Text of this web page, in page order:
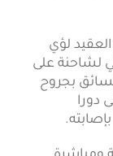
لؤي
لشاحنة على
بجروح
دورا